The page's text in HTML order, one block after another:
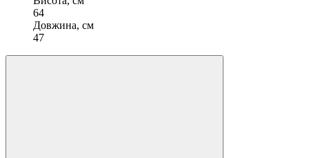
64
Довжина, см
47